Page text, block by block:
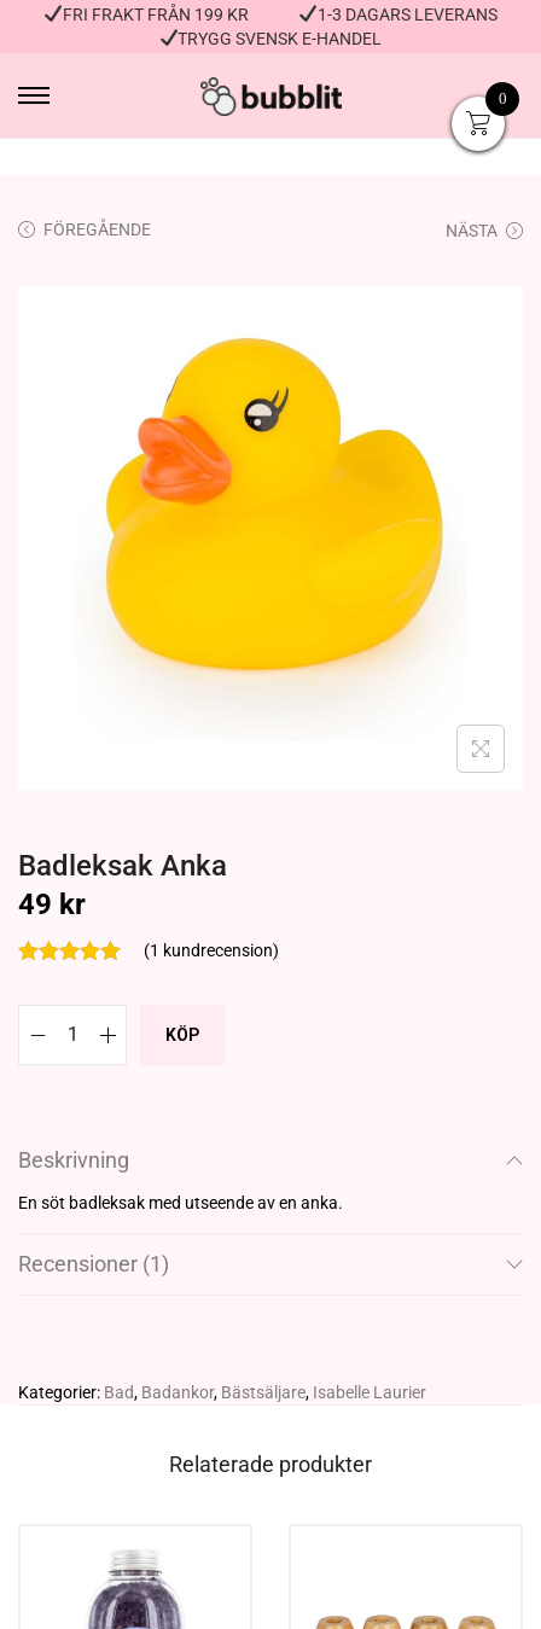
FRI FRAKT FRÅN 199 KR
1-3 DAGARS LEVERANS
TRYGG SVENSK E-HANDEL
FÖREGÅENDE NÄSTA
Badleksak Anka
49 kr
(1 kundrecension)
KÖP
Beskrivning
En söt badleksak med utseende av en anka.
Recensioner (1)
Kategorier: Bad, Badankor, Bästsäljare, Isabelle Laurier
Relaterade produkter
0